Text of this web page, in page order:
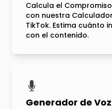
Calcula el
con nuestra
TikTok. Estima cuánto
con el contenido.
Generador de